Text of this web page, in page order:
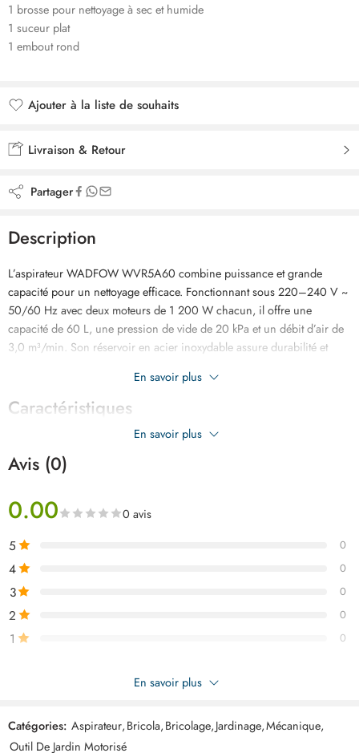
1 brosse pour nettoyage à sec et humide
1 suceur plat
1 embout rond
Ajouter à la liste de souhaits
Livraison & Retour
Partager
Description
L’aspirateur WADFOW WVR5A60 combine puissance et grande
capacité pour un nettoyage efficace. Fonctionnant sous 220–240 V ~
50/60 Hz avec deux moteurs de 1 200 W chacun, il offre une
capacité de 60 L, une pression de vide de 20 kPa et un débit d’air de
3,0 m³/min. Son réservoir en acier inoxydable assure durabilité et
mouvement lors de l’aspiration.En savoir plus
Caractéristiques
En savoir plus
Avis (0)
0.00 0 avis
5 0
4 0
3 0
2 0
1 0
Soyez le premier à donner votre avis sur “WADFOW aspirateur 60
litre 2400w WVR5A60”
Commentaires
En savoir plus
Catégories: Aspirateur,Bricola,Bricolage,Jardinage,Mécanique,
Outil De Jardin Motorisé